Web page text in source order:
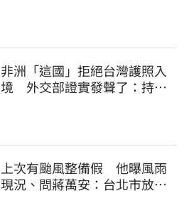
非洲「這國」拒絕台灣護照入
境 外交部證實發聲了：持續
上次有颱風整備假 他曝風雨
現況、問蔣萬安：台北市放假